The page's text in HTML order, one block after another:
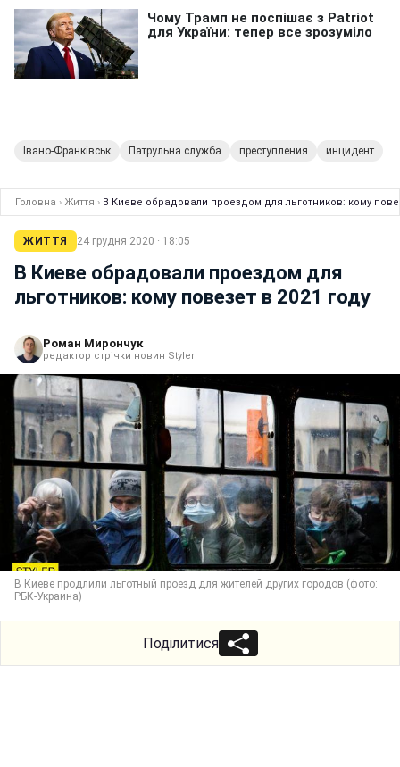
Івано-Франківськ Патрульна служба преступления инцидент
Головна › Життя › В Киеве обрадовали проездом для льготников: кому
ЖИТТЯ 24 грудня 2020 · 18:05
В Киеве обрадовали проездом для
льготников: кому повезет в 2021 году
Роман Мирончук
редактор стрічки новин Styler
В Киеве продлили льготный проезд для жителей других городов (фото:
РБК-Украина)
Поділитися